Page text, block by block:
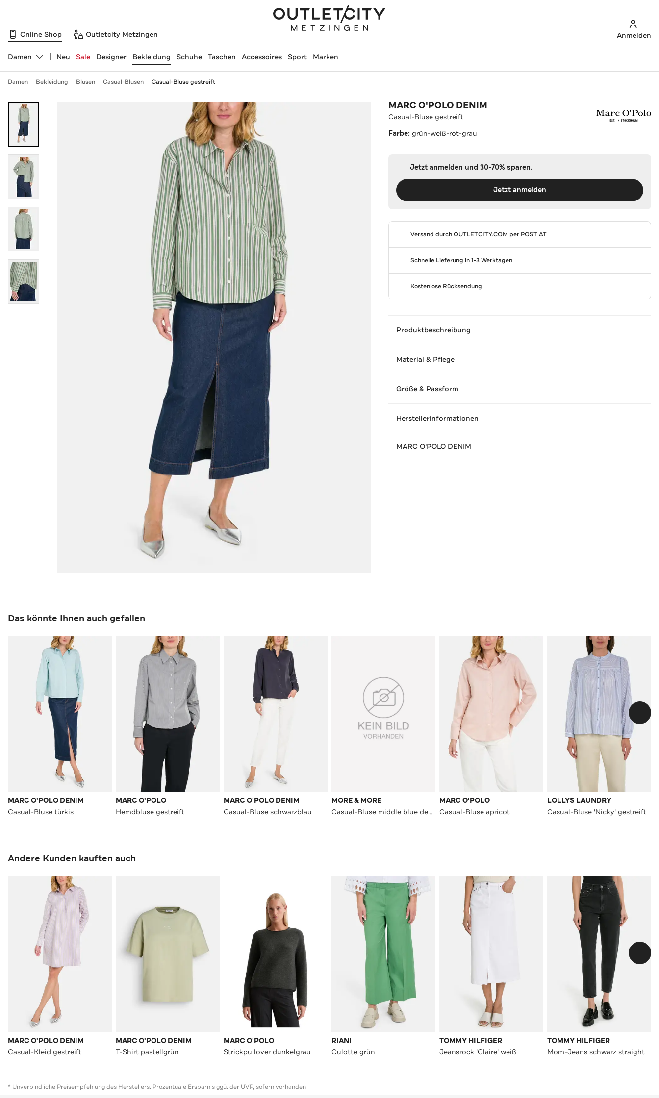
Online Shop Outletcity Metzingen Anmelden
Abteilung ändern, ausgewählt:
Damen Neu Sale Designer Bekleidung Schuhe Taschen Accessoires Sport Marken
Damen Bekleidung Blusen Casual-Blusen Casual-Bluse gestreift
MARC O'POLO DENIM
Casual-Bluse gestreift
Farbe:grün-weiß-rot-grau
Jetzt anmelden und 30-70% sparen.
Jetzt anmelden
Versand durchOUTLETCITY.COM per POST AT
Schnelle Lieferung in 1-3 Werktagen
Kostenlose Rücksendung
Produktbeschreibung
Material & Pflege
Größe & Passform
Herstellerinformationen
MARC O'POLO DENIM
Das könnte Ihnen auch gefallen
MARC O'POLO DENIM
Casual-Bluse türkis
MARC O'POLO
Hemdbluse gestreift
MARC O'POLO DENIM
Casual-Bluse schwarzblau
MORE & MORE
Casual-Bluse middle blue denim
MARC O'POLO
Casual-Bluse apricot
LOLLYS LAUNDRY
Casual-Bluse 'Nicky' gestreift
Andere Kunden kauften auch
MARC O'POLO DENIM
Casual-Kleid gestreift
MARC O'POLO DENIM
T-Shirt pastellgrün
MARC O'POLO
Strickpullover dunkelgrau
RIANI
Culotte grün
TOMMY HILFIGER
Jeansrock 'Claire' weiß
TOMMY HILFIGER
Mom-Jeans schwarz straight
* Unverbindliche Preisempfehlung des Herstellers. Prozentuale Ersparnis ggü. der UVP, sofern vorhanden